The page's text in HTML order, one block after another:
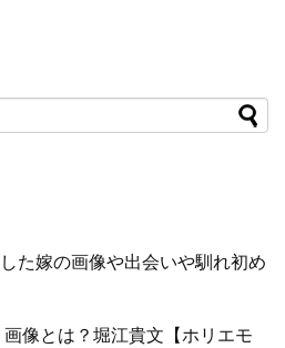
た嫁の画像や出会いや馴れ初め
像とは？堀江貴文【ホリエモ